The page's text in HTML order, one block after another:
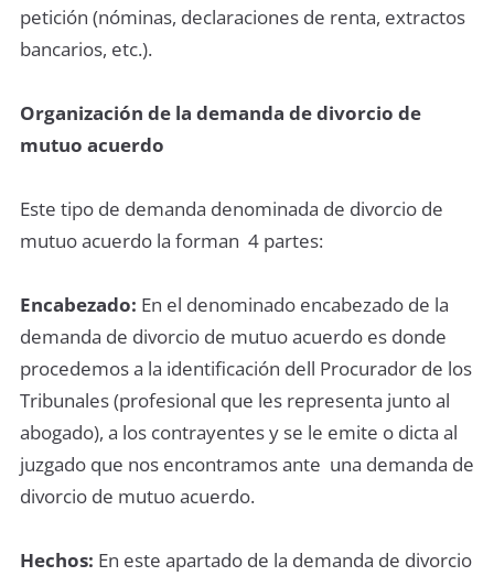
petición (nóminas, declaraciones de renta, extractos
bancarios, etc.).
Organización de la demanda de divorcio de
mutuo acuerdo
Este tipo de demanda denominada de divorcio de
mutuo acuerdo la forman 4 partes:
Encabezado: En el denominado encabezado de la
demanda de divorcio de mutuo acuerdo es donde
procedemos a la identificación dell Procurador de los
Tribunales (profesional que les representa junto al
abogado), a los contrayentes y se le emite o dicta al
juzgado que nos encontramos ante una demanda de
divorcio de mutuo acuerdo.
Hechos: En este apartado de la demanda de divorcio